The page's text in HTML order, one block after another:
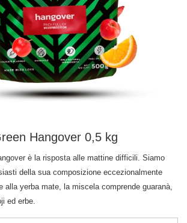
Hangover 0,5 kg
è la risposta alle mattine difficili. Siamo
della sua composizione eccezionalmente
alla yerba mate, la miscela comprende guaranà,
ed erbe.